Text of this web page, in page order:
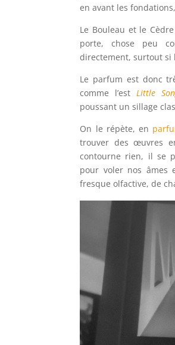
en avant les
Le Bouleau et le
porte, chose peu
directement, surtout si
Le parfum est donc
comme l’est Little
poussant un sillage
On le répète, en
trouver des œuvres
contourne rien, il se
pour voler nos âmes
fresque olfactive, de